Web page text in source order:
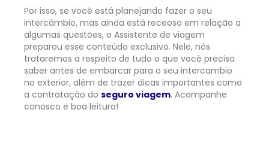
Por isso, se você está planejando fazer o seu
intercâmbio, mas ainda está receoso em relação a
algumas questões, o Assistente de viagem
preparou esse conteúdo exclusivo. Nele, nós
trataremos a respeito de tudo o que você precisa
saber antes de embarcar para o seu intercambio
no exterior, além de trazer dicas importantes como
a contratação do seguro viagem. Acompanhe
conosco e boa leitura!